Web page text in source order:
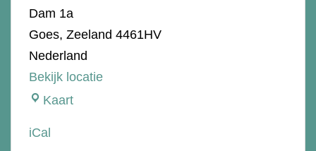
Dam 1a
Goes, Zeeland 4461HV
Nederland
Bekijk locatie
KaartSlijterij
iCal